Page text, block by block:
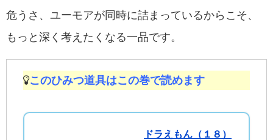
危うさ、ユーモアが同時に詰まっているからこそ、
もっと深く考えたくなる一品です。
このひみつ道具はこの巻で読めます
ドラえもん（１８）